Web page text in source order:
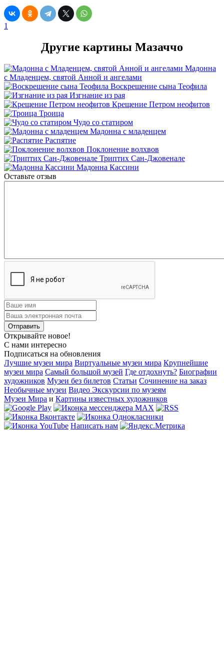
1
Другие картины Мазаччо
Мадонна
с Младенцем, святой Анной и ангелами
Воскрешение сына Теофила
Изгнание из рая
Крещение Петром неофитов
Троица
Чудо со статиром
Мадонна с младенцем
Распятие
Поклонение волхвов
Триптих Сан-Джовенале
Мадонна Кассини
Оставьте отзыв
Открывайте новое!
С нами интересно
Подписаться на обновления
Лучшие музеи мира Виртуальные музеи мира Крупнейшие
музеи мира Самый большой музей Где отдохнуть? Биографии
художников Музеи без билетов Статьи Сочинение на заказ
Необычные музеи Видео Экскурсии по музеям
Музеи Мира и Картины известных художников
Написать нам